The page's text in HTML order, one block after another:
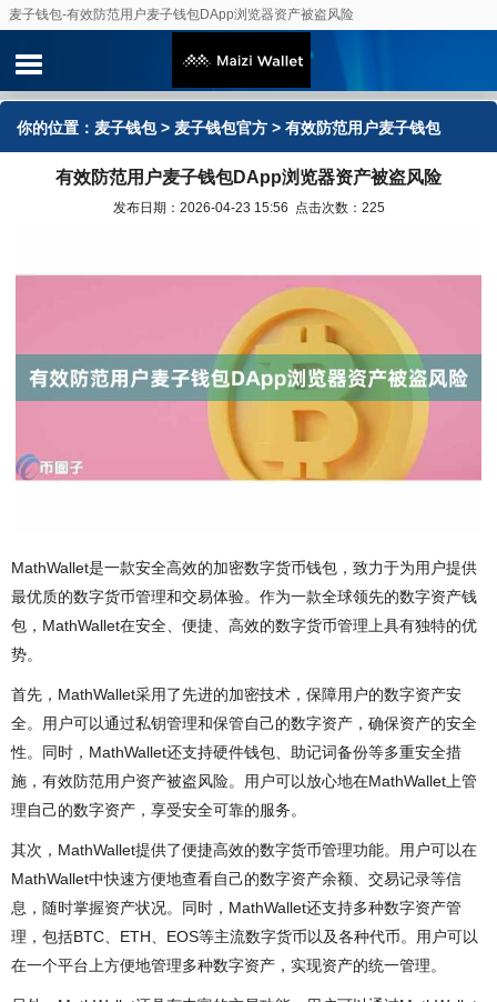
麦子钱包-有效防范用户麦子钱包DApp浏览器资产被盗风险
你的位置： 麦子钱包> 麦子钱包官方 > 有效防范用户麦子钱包
DApp浏览器资产被盗风险
有效防范用户麦子钱包DApp浏览器资产被盗风险
发布日期：2026-04-23 15:56 点击次数：225
MathWallet是一款安全高效的加密数字货币钱包，致力于为用户提供
最优质的数字货币管理和交易体验。作为一款全球领先的数字资产钱
包，MathWallet在安全、便捷、高效的数字货币管理上具有独特的优
势。
首先，MathWallet采用了先进的加密技术，保障用户的数字资产安
全。用户可以通过私钥管理和保管自己的数字资产，确保资产的安全
性。同时，MathWallet还支持硬件钱包、助记词备份等多重安全措
施，有效防范用户资产被盗风险。用户可以放心地在MathWallet上管
理自己的数字资产，享受安全可靠的服务。
其次，MathWallet提供了便捷高效的数字货币管理功能。用户可以在
MathWallet中快速方便地查看自己的数字资产余额、交易记录等信
息，随时掌握资产状况。同时，MathWallet还支持多种数字资产管
理，包括BTC、ETH、EOS等主流数字货币以及各种代币。用户可以
在一个平台上方便地管理多种数字资产，实现资产的统一管理。